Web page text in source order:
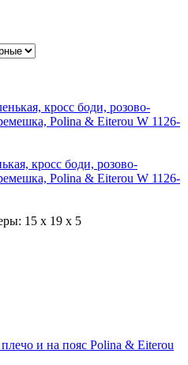
кросс боди, розово-
Polina & Eiterou W 1126-
15 x 19 x 5